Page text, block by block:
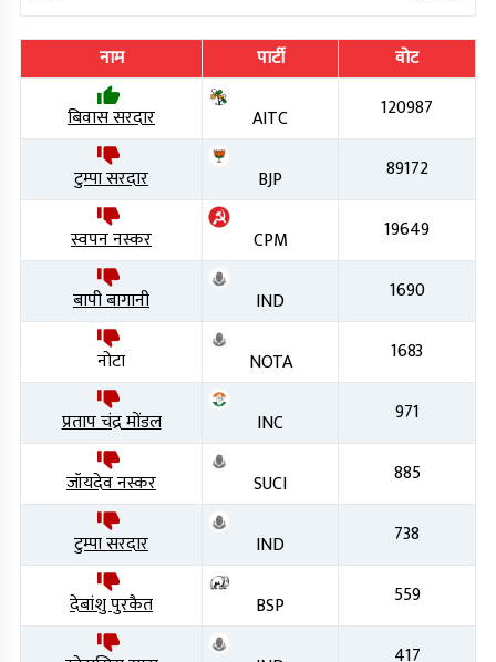
नाम पार्टी
वोट
बिवास सरदार
AITC 120987
टुम्पा सरदार BJP 89172
स्वपन नस्कर CPM 19649
बापी बागानी IND 1690
नोटा NOTA 1683
प्रताप चंद्र मोंडल INC 971
जॉयदेव नस्कर SUCI 885
टुम्पा सरदार IND 738
देबांशु पुरकैत BSP 559